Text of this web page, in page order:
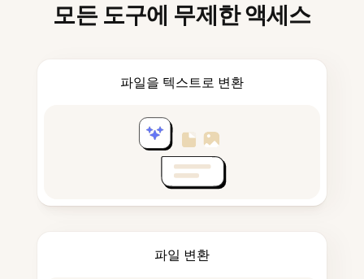
모든 도구에 무제한 액세스
파일을 텍스트로 변환
파일 변환